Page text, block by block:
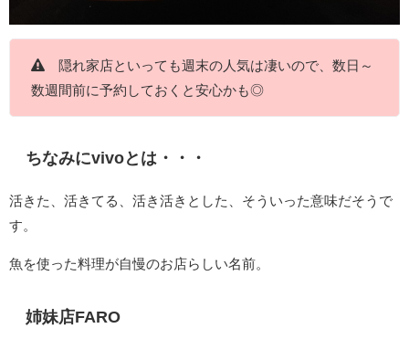
隠れ家店といっても週末の人気は凄いので、数日～
数週間前に予約しておくと安心かも◎
ちなみにvivoとは・・・
活きた、活きてる、活き活きとした、そういった意味だそうで
す。
魚を使った料理が自慢のお店らしい名前。
姉妹店FARO